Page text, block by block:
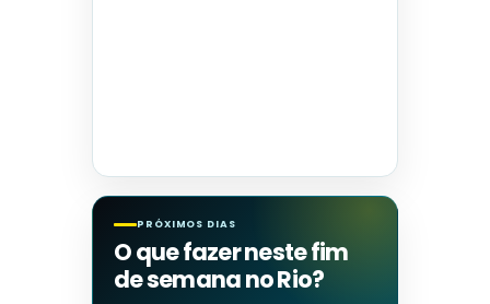
PRÓXIMOS DIAS
O que fazer neste fim
de semana no Rio?